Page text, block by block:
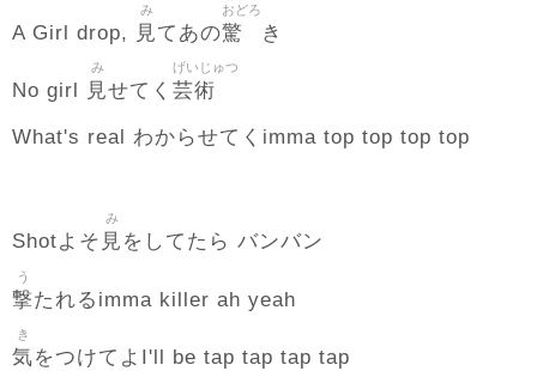
A Girl drop, 見
み
てあの驚
おどろ
き
No girl 見
み
せてく 芸術
げいじゅつ
What's real わからせてくimma top top top top
Shotよそ 見
み
をしてたら バンバン
撃
う
たれるimma killer ah yeah
気
き
をつけてよI'll be tap tap tap tap